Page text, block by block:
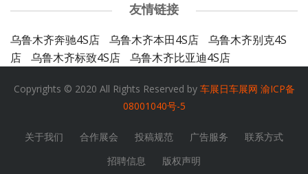
友情链接
乌鲁木齐奔驰4S店 乌鲁木齐本田4S店
乌鲁木齐别克4S
店
乌鲁木齐标致4S店 乌鲁木齐比亚迪4S店
Copyrights © 2020 All Rights Reserved by 车展日车展网 渝ICP备
08001040号-5
关于我们 合作展会 投稿规范 广告服务
联系方式
招聘信息
版权声明